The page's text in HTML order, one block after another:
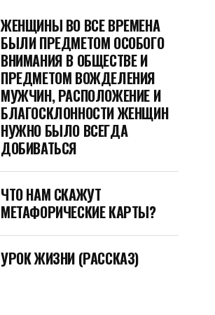
ЖЕНЩИНЫ ВО ВСЕ ВРЕМЕНА
БЫЛИ ПРЕДМЕТОМ ОСОБОГО
ВНИМАНИЯ В ОБЩЕСТВЕ И
ПРЕДМЕТОМ ВОЖДЕЛЕНИЯ
МУЖЧИН, РАСПОЛОЖЕНИЕ И
БЛАГОСКЛОННОСТИ ЖЕНЩИН
НУЖНО БЫЛО ВСЕГДА
ДОБИВАТЬСЯ
ЧТО НАМ СКАЖУТ
МЕТАФОРИЧЕСКИЕ КАРТЫ?
УРОК ЖИЗНИ (РАССКАЗ)